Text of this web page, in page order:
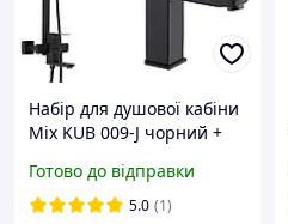
Набір для душової кабіни
Mix KUB 009-J чорний +
умивальника Mix KUB 001
чорний
Готово до відправки
5.0 (1)